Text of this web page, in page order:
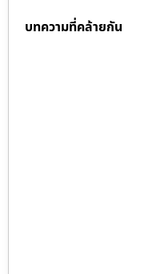
บทความที่คล้ายกัน